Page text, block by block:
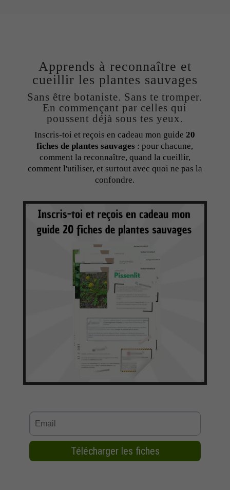
Apprends à reconnaître et
cueillir les plantes sauvages
Sans être botaniste. Sans te tromper.
En commençant par celles qui
poussent déjà sous tes yeux.
Inscris-toi et reçois en cadeau mon guide20
fiches de plantes sauvages : pour chacune,
comment la reconnaître, quand la cueillir,
comment l'utiliser, et surtout avec quoi ne pas la
confondre.